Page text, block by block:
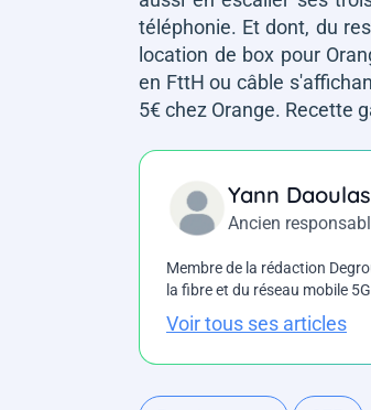
téléphonie. Et dont, du
location de box pour
en FttH ou câble
5€ chez Orange. Recette
Yann Daoulas
Ancien
Membre de la rédaction
la fibre et du réseau mobile
Voir tous ses articles